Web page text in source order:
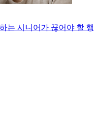
는 시니어가 끊어야 할 행